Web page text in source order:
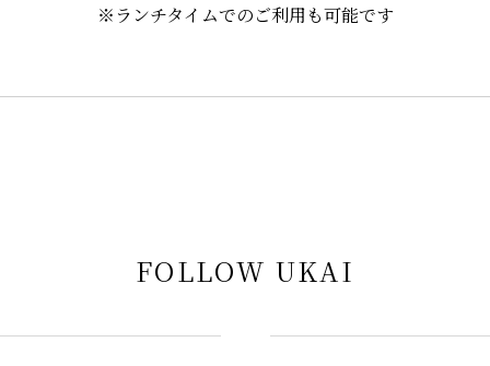
※ランチタイムでのご利用も可能です
FOLLOW UKAI